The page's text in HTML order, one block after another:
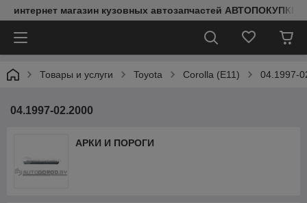
интернет магазин кузовных автозапчастей АВТОПОКУПКИ
Товары и услуги Toyota Corolla (E11) 04.1997-
04.1997-02.2000
АРКИ И ПОРОГИ